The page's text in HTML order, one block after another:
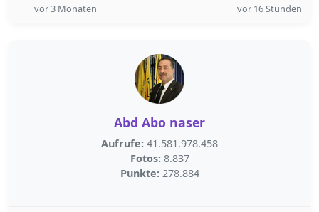
vor 3 Monaten vor 16 Stunden
Abd Abo naser
Aufrufe: 41.581.978.458
Fotos: 8.837
Punkte: 278.884